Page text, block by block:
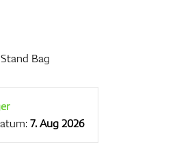
Bag
7. Aug 2026